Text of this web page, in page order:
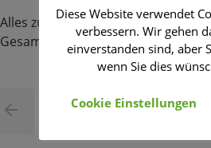
Alles zu einem fachlich
Gesamtabschlusses finden Sie
Diese Website verwendet
verbessern. Wir gehen
einverstanden sind, aber
wenn Sie dies
Cookie Einstellungen